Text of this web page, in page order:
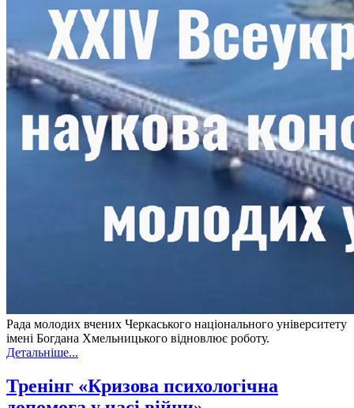
Рада молодих вчених Черкаського національного університету
імені Богдана Хмельницького відновлює роботу.
Детальніше...
Тренінг «Кризова психологічна